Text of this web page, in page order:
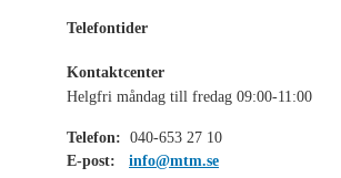
Telefontider
Kontaktcenter
Helgfri måndag till fredag 09:00-11:00
Telefon: 040-653 27 10
E-post:
info@mtm.se